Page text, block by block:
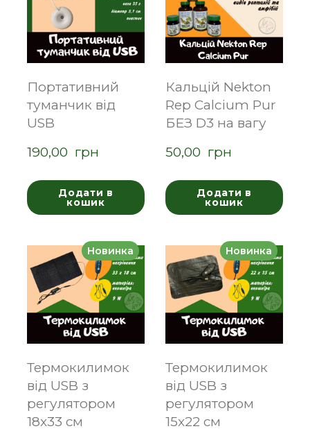
Портативний
туманчик від
USB
190,00  грн
Додати в
кошик
Кальцій Nekton
Rep Calcium Pur
БЕЗ D3 на вагу
50,00  грн
Додати в
кошик
Новинка
Термокилимок
від USB з
регулятором
18x33 см
Новинка
Термокилимок
від USB з
регулятором
15x22 см